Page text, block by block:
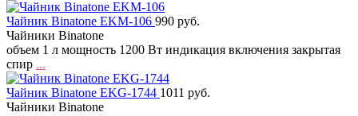
Чайник Binatone EKM-106 990 руб.
Чайники Binatone
объем 1 л мощность 1200 Вт индикация включения закрытая
спир ...
Чайник Binatone EKG-1744 1011 руб.
Чайники Binatone